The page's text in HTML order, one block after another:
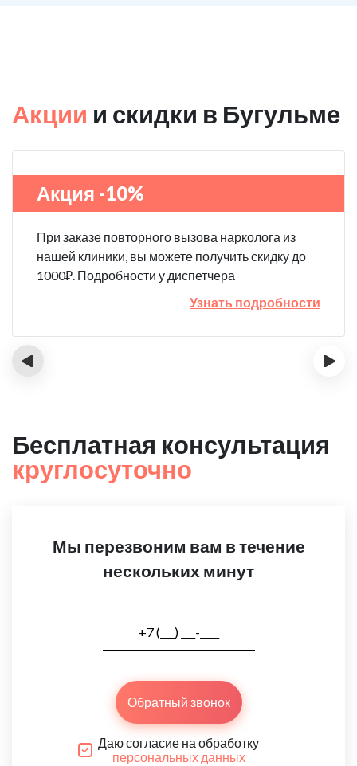
Акции и скидки в Бугульме
Акция -10%
При заказе повторного вызова нарколога из
нашей клиники, вы можете получить скидку до
1000₽. Подробности у диспетчера
Узнать подробности
‹ ›
Бесплатная консультация
круглосуточно
Мы перезвоним вам в течение
нескольких минут
Обратный звонок
Даю согласие на обработку
персональных данных